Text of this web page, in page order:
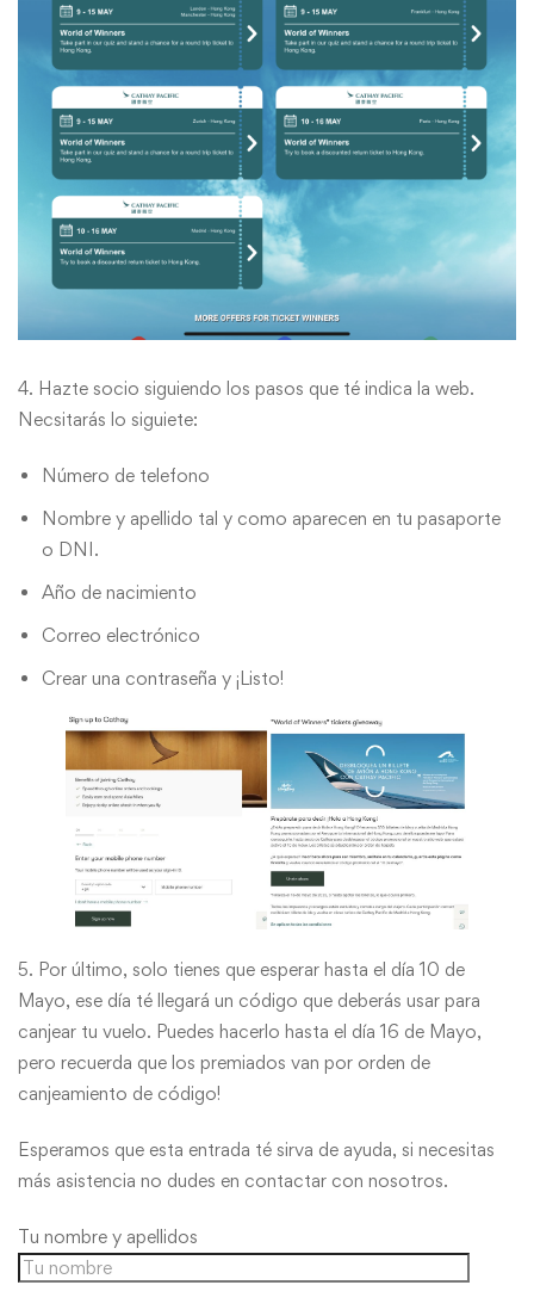
4. Hazte socio siguiendo los pasos que té indica la web.
Necsitarás lo siguiete:
Número de telefono
Nombre y apellido tal y como aparecen en tu pasaporte
o DNI.
Año de nacimiento
Correo electrónico
Crear una contraseña y ¡Listo!
5. Por último, solo tienes que esperar hasta el día 10 de
Mayo, ese día té llegará un código que deberás usar para
canjear tu vuelo. Puedes hacerlo hasta el día 16 de Mayo,
pero recuerda que los premiados van por orden de
canjeamiento de código!
Esperamos que esta entrada té sirva de ayuda, si necesitas
más asistencia no dudes en contactar con nosotros.
Tu nombre y apellidos